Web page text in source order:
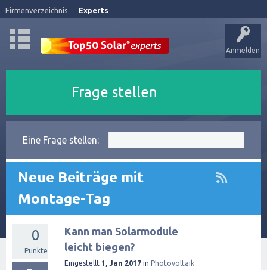
Firmenverzeichnis Experts
Anmelden
Frage stellen
Eine Frage stellen:
Neue Beiträge mit
Montage-Tag
0
Punkte
Kann man Solarmodule
leicht biegen?
Eingestellt 1, Jan 2017 in Photovoltaik